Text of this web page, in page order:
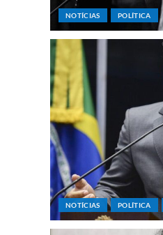
NOTÍCIAS POLÍTICA
NOTÍCIAS POLÍTICA